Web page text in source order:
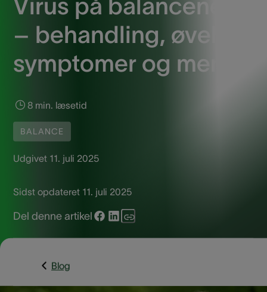
Virus på
– behandling, øvelser,
symptomer og mere
8 min. læsetid
BALANCE
Udgivet 11. juli 2025
Sidst opdateret 11. juli 2025
Del denne artikel
Blog